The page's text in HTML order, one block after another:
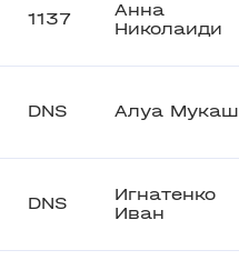
1137
Анна
Николаиди
DNS Алуа Мукаш
DNS
Игнатенко
Иван